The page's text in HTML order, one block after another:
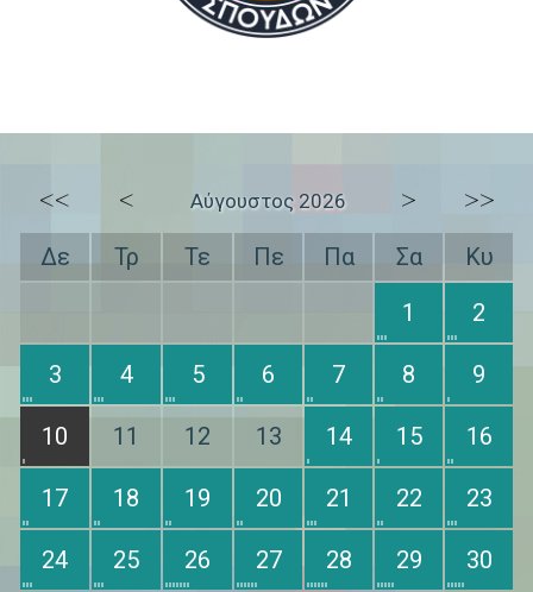
<< < Αύγουστος 2026 > >>
Δε Τρ Τε Πε Πα Σα
Κυ
1
2
3 4 5 6 7 8 9
10 11 12 13 14 15 16
17 18 19 20 21 22 23
24 25 26 27 28 29 30